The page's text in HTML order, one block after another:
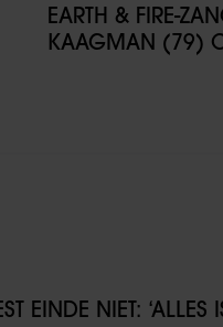
EARTH & FIRE-
KAAGMAN (79)
EINDE NIET: ‘ALLES